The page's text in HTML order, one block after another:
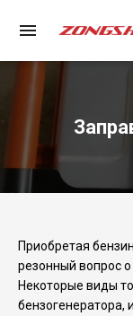
Приобретая
резонный вопрос
Некоторые виды
бензогенератора,